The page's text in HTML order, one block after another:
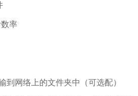
率
到网络上的文件夹中（可选配）